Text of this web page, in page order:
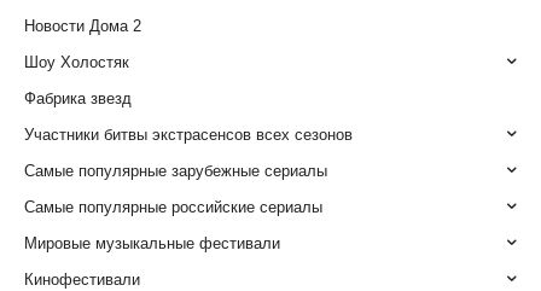
Новости Дома 2
Шоу Холостяк
Фабрика звезд
Участники битвы экстрасенсов всех сезонов
Самые популярные зарубежные сериалы
Самые популярные российские сериалы
Мировые музыкальные фестивали
Кинофестивали